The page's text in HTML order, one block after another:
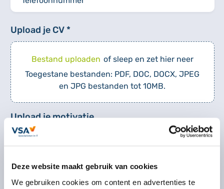
Deze website maakt gebruik van cookies
We gebruiken cookies om content en advertenties te
Upload je CV *
Bestand uploaden of sleep en zet hier neer
Toegestane bestanden: PDF, DOC, DOCX, JPEG
en JPG bestanden tot 10MB.
Upload je motivatie
Bestand uploaden of sleep en zet hier neer
en JPG bestanden tot 10MB.